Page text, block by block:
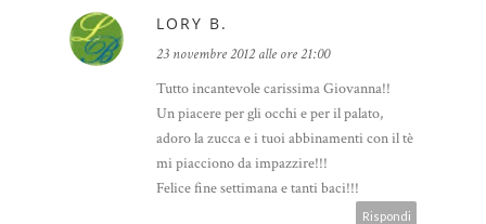
LORY B.
23 novembre 2012 alle ore 21:00
Tutto incantevole carissima Giovanna!!
Un piacere per gli occhi e per il palato,
adoro la zucca e i tuoi abbinamenti con il tè
mi piacciono da impazzire!!!
Felice fine settimana e tanti baci!!!
Rispondi